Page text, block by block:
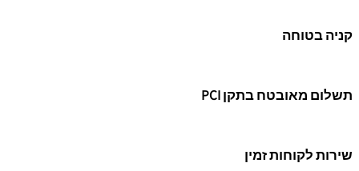
קניה בטוחה
תשלום מאובטח בתקן PCI
שירות לקוחות זמין